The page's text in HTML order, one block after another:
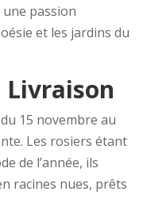
passion
et les jardins du
15 novembre au
Les rosiers étant
de l’année, ils
racines nues, prêts